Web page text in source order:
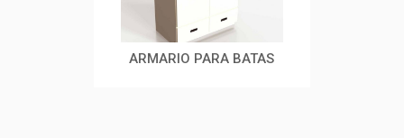
ARMARIO PARA BATAS